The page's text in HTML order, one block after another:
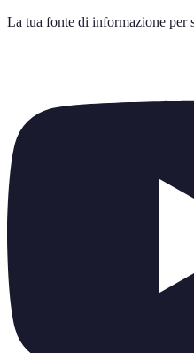
La tua fonte di informazione per